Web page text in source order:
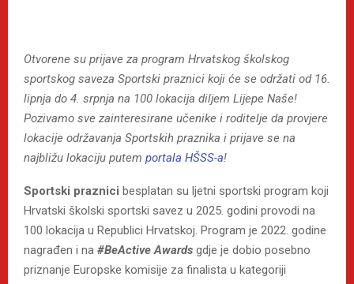
Otvorene su prijave za program Hrvatskog školskog
sportskog saveza Sportski praznici koji će se održati od 16.
lipnja do 4. srpnja na 100 lokacija diljem Lijepe Naše!
Pozivamo sve zainteresirane učenike i roditelje da provjere
lokacije održavanja Sportskih praznika i prijave se na
najbližu lokaciju putem portala HŠSS-a!
Sportski praznici besplatan su ljetni sportski program koji
Hrvatski školski sportski savez u 2025. godini provodi na
100 lokacija u Republici Hrvatskoj. Program je 2022. godine
nagrađen i na #BeActive Awards gdje je dobio posebno
priznanje Europske komisije za finalista u kategoriji